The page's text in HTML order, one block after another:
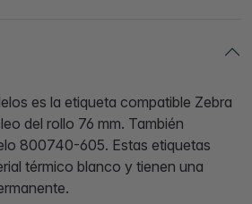
es la etiqueta compatible Zebra
del rollo 76 mm. También
800740-605. Estas etiquetas
térmico blanco y tienen una